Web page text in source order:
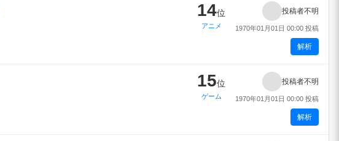
14位
アニメ
投稿者不明
1970年01月01日 00:00 投稿
解析
15位
ゲーム
投稿者不明
1970年01月01日 00:00 投稿
解析